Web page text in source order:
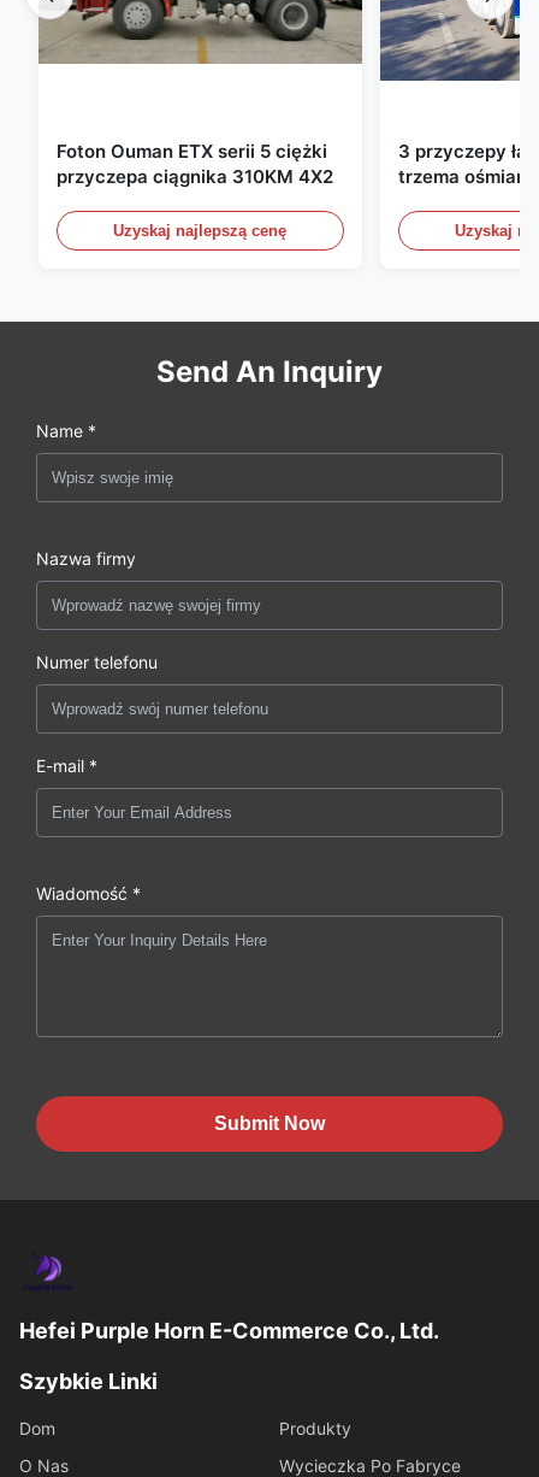
Foton Ouman ETX serii 5 ciężki
przyczepa ciągnika 310KM 4X2
Uzyskaj najlepszą cenę
3 przyczepy
trzema
bocznymiUzyskaj
Send An Inquiry
Name *
Nazwa firmy
Numer telefonu
E-mail *
Wiadomość *
Submit Now
Hefei Purple Horn E-Commerce Co., Ltd.
Szybkie Linki
Dom
Produkty
O Nas
Wycieczka Po Fabryce